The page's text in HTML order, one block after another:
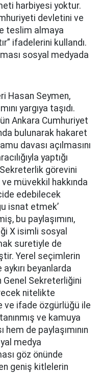
harbiyesi yoktur.
devletini ve
teslim almaya
ifadelerini kullandı.
sosyal medyada
Hasan Seymen,
yargıya taşıdı.
Ankara Cumhuriyet
bulunarak hakaret
davası açılmasını
yaptığı
görevini
müvekkil hakkında
edebilecek
isnat etmek’
bu paylaşımını,
X isimli sosyal
suretiyle de
Yerel seçimlerin
beyanlarda
Sekreterliğini
nitelikte
ve ifade özgürlüğü ile
ve kamuya
de paylaşımının
medya
göz önünde
geniş kitlelerin